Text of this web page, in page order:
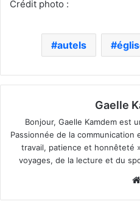
Crédit photo :
autels
Gaelle
Bonjour, Gaelle Kamdem est
Passionnée de la
travail, patience et honnêteté
voyages, de la lecture et du